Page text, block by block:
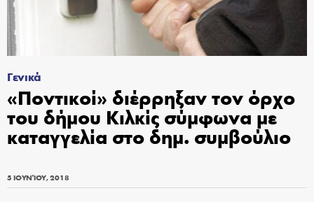
Γενικά
«Ποντικοί» διέρρηξαν τον όρχο
του δήμου Κιλκίς σύμφωνα με
καταγγελία στο δημ. συμβούλιο
5 ΙΟΥΝΊΟΥ, 2018